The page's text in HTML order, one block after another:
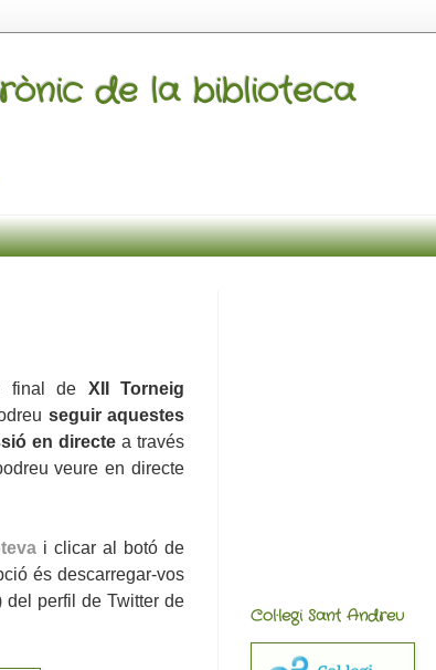
de la biblioteca
final de XII Torneig
seguir aquestes
en directe a través
veure en directe
i clicar al botó de
és descarregar-vos
del perfil de Twitter de
Col·legi Sant Andreu